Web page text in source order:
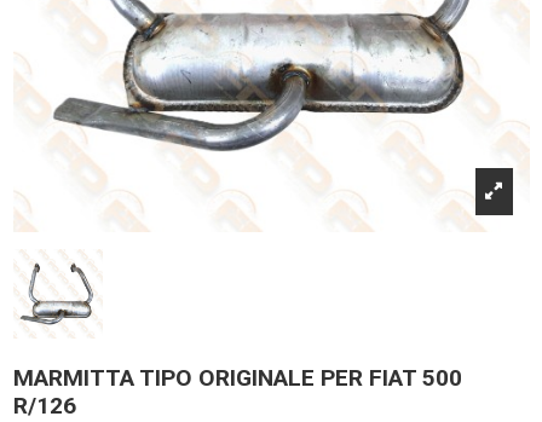
MARMITTA TIPO ORIGINALE PER FIAT 500
R/126